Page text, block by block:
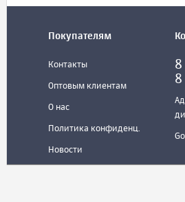
Покупателям
Контакты
Оптовым клиентам
О нас
Политика конфиденц.
Новости
8
8